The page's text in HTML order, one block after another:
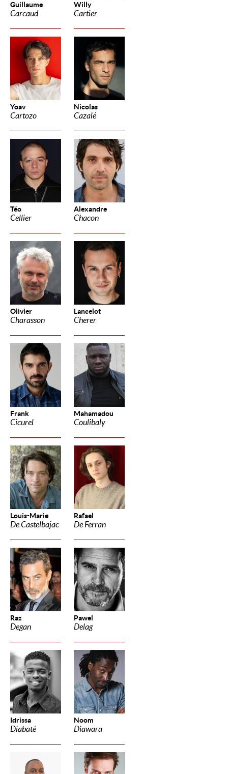
Guillaume
Carcaud
Willy
Cartier
Yoav
Cartozo
Nicolas
Cazalé
Téo
Cellier
Alexandre
Chacon
Olivier
Charasson
Lancelot
Cherer
Frank
Cicurel
Mahamadou
Coulibaly
Louis-Marie
De Castelbajac
Rafael
De Ferran
Raz
Degan
Pawel
Delag
Idrissa
Diabaté
Noom
Diawara